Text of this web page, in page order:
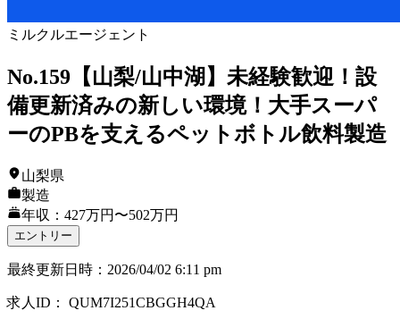
ミルクルエージェント
No.159【山梨/山中湖】未経験歓迎！設
備更新済みの新しい環境！大手スーパ
ーのPBを支えるペットボトル飲料製造
山梨県
製造
年収：427万円〜502万円
エントリー
最終更新日時 ： 2026/04/02 6:11 pm
求人ID ： QUM7I251CBGGH4QA